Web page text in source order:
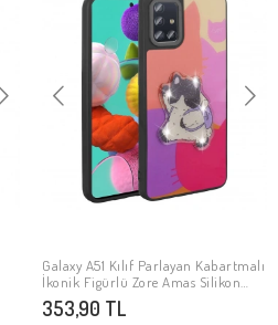
SEPETE EKLE
Galaxy A51 Kılıf Parlayan Kabartmalı
İkonik Figürlü Zore Amas Silikon
Kapak
353,90 TL